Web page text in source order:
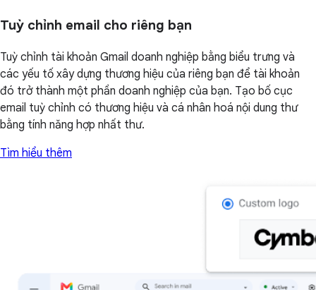
Tuỳ chỉnh email cho riêng bạn
Tuỳ chỉnh tài khoản Gmail doanh nghiệp bằng biểu trưng và
các yếu tố xây dựng thương hiệu của riêng bạn để tài khoản
đó trở thành một phần doanh nghiệp của bạn. Tạo bố cục
email tuỳ chỉnh có thương hiệu và cá nhân hoá nội dung thư
bằng tính năng hợp nhất thư.
Tìm hiểu thêm